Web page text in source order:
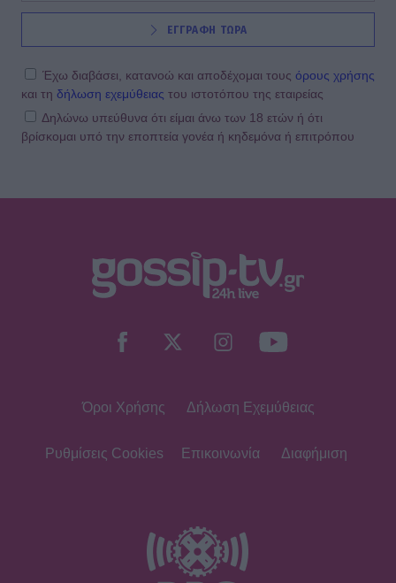
ΕΓΓΡΑΦΗ ΤΩΡΑ
Έχω διαβάσει, κατανοώ και αποδέχομαι τους όρους χρήσης
και τη δήλωση εχεμύθειας του ιστοτόπου της εταιρείας
Δηλώνω υπεύθυνα ότι είμαι άνω των 18 ετών ή ότι
βρίσκομαι υπό την εποπτεία γονέα ή κηδεμόνα ή επιτρόπου
Όροι Χρήσης Δήλωση Εχεμύθειας
Ρυθμίσεις Cookies Επικοινωνία Διαφήμιση